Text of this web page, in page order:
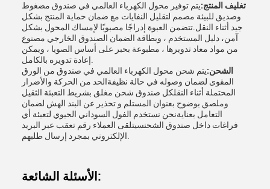
تغليف المنتج:يتم توفير محول الكهرباء العالمي في صندوق مضغوط
وصديق للبيئة مصمم لتقليل النفايات مع ضمان حماية المنتج بشكل
جيد أثناء النقل.تتضمن العبوة إدراجًا مصبوبًا لإمساك المحول بشكل
آمن، دليل المستخدم ، وبطاقة الضمان الصندوق الخارجي مصنوع
من مواد معاد تدويرها ، مطبوعة بحبر على أساس الصويا ، ويمكن
الشحن:يتم شحن محول الكهرباء العالمي في صندوق من الورق
المقوى لضمان وصوله في حالة نظيفةالحد من الحركة والأضرار
المحتملة أثناء النقلكل صندوق شحن مغلق بشريط التعبئة الثقيل
وملصق بوضوح بعنوان المستلم و تحذير عن البند الهش لضمان
التعامل بعنايةنحن نستخدم الفول السوداني الحيوي لتعبئة أي
فراغات داخل صندوق الشحنسيتلقى العملاء رقم تعقب عبر البريد
الأسئلة الشائعة: